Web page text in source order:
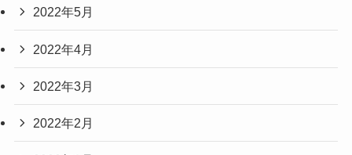
2022年5月
2022年4月
2022年3月
2022年2月